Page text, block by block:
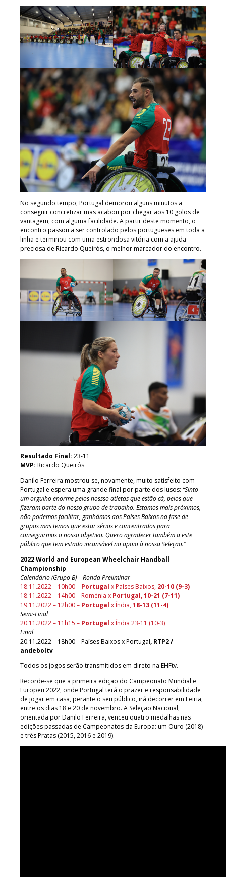
No segundo tempo, Portugal demorou alguns minutos a
conseguir concretizar mas acabou por chegar aos 10 golos de
vantagem, com alguma facilidade. A partir deste momento, o
encontro passou a ser controlado pelos portugueses em toda a
linha e terminou com uma estrondosa vitória com a ajuda
preciosa de Ricardo Queirós, o melhor marcador do encontro.
Resultado Final: 23-11
MVP: Ricardo Queirós
Danilo Ferreira mostrou-se, novamente, muito satisfeito com
Portugal e espera uma grande final por parte dos lusos: “Sinto
um orgulho enorme pelos nossso atletas que estão cá, pelos que
fizeram parte do nosso grupo de trabalho. Estamos mais próximos,
não podemos facilitar, ganhámos aos Países Baixos na fase de
grupos mas temos que estar sérios e concentrados para
conseguirmos o nosso objetivo. Quero agradecer também a este
público que tem estado incansável no apoio à nossa Seleção.”
2022 World and European Wheelchair Handball
Championship
Calendário(Grupo B)–Ronda Preliminar
18.11.2022 – 10h00 – Portugal x Países Baixos, 20-10 (9-3)
18.11.2022 – 14h00 – Roménia x Portugal,10-21 (7-11)
19.11.2022 – 12h00 – Portugal x Índia,18-13 (11-4)
Semi-Final
20.11.2022 – 11h15 – Portugal x Índia 23-11 (10-3)
Final
20.11.2022 – 18h00 – Países Baixos x Portugal, RTP2 /
andeboltv
Todos os jogos serão transmitidos em direto na EHFtv.
Recorde-se que a primeira edição do Campeonato Mundial e
Europeu 2022, onde Portugal terá o prazer e responsabilidade
de jogar em casa, perante o seu público, irá decorrer em Leiria,
entre os dias 18 e 20 de novembro. A Seleção Nacional,
orientada por Danilo Ferreira, venceu quatro medalhas nas
edições passadas de Campeonatos da Europa: um Ouro (2018)
e três Pratas (2015, 2016 e 2019).